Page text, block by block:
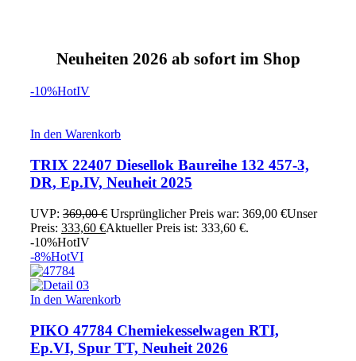
Neuheiten 2026 ab sofort im Shop
-10%HotIV
In den Warenkorb
TRIX 22407 Diesellok Baureihe 132 457-3,
DR, Ep.IV, Neuheit 2025
UVP: 369,00€ Ursprünglicher Preis war: 369,00 €Unser
Preis: 333,60 €Aktueller Preis ist: 333,60 €.
-10%HotIV
-8%HotVI
In den Warenkorb
PIKO 47784 Chemiekesselwagen RTI,
Ep.VI, Spur TT, Neuheit 2026